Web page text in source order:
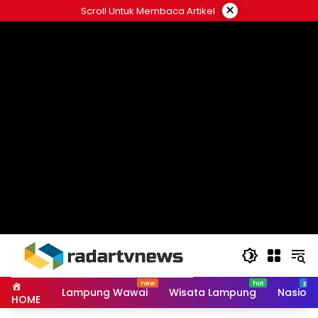
to
Scroll Untuk Membaca Artikel ×
HOME Lampung Wawai Wisata Lampung